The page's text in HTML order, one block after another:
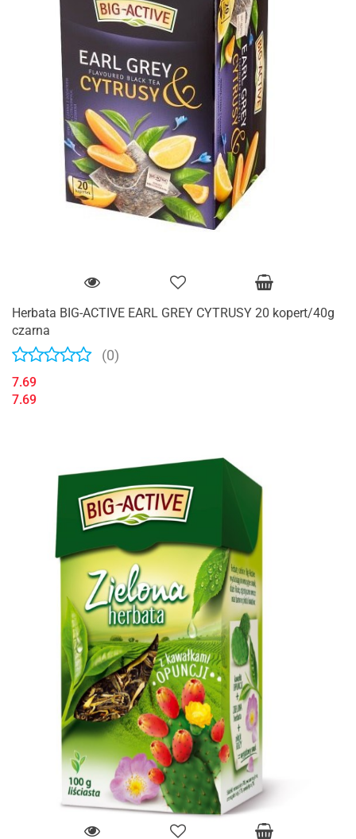
Herbata BIG-ACTIVE EARL GREY CYTRUSY 20 kopert/40g
czarna
(0)
7.69
7.69